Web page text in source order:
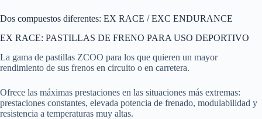
Dos compuestos diferentes: EX RACE / EXC ENDURANCE
EX RACE: PASTILLAS DE FRENO PARA USO DEPORTIVO
La gama de pastillas ZCOO para los que quieren un mayor
rendimiento de sus frenos en circuito o en carretera.
Ofrece las máximas prestaciones en las situaciones más extremas:
prestaciones constantes, elevada potencia de frenado, modulabilidad y
resistencia a temperaturas muy altas.